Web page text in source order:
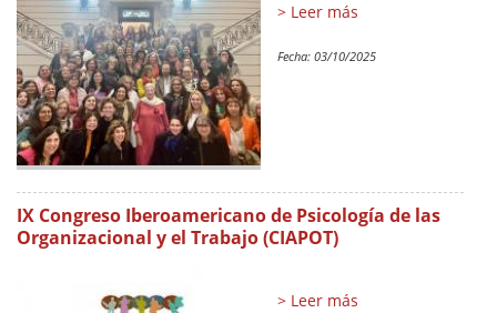
> Leer más
Fecha: 03/10/2025
IX Congreso Iberoamericano de Psicología de las
Organizacional y el Trabajo (CIAPOT)
> Leer más